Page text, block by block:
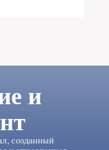
и
созданный